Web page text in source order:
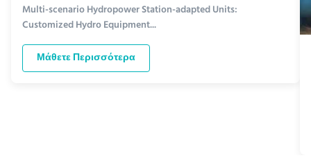
Multi-scenario Hydropower Station-adapted Units:
Customized Hydro Equipment...
Μάθετε Περισσότερα